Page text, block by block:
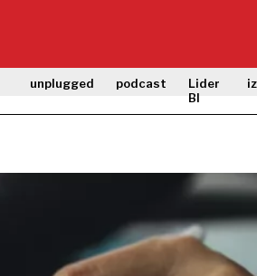
unplugged podcast
Lider
BI